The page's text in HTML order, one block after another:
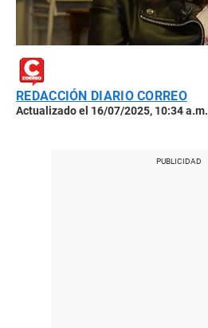
REDACCIÓN DIARIO CORREO
Actualizado el 16/07/2025, 10:34 a.m.